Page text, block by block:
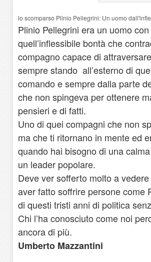
lo scomparso Plinio Pellegrini: Un uomo
Plinio Pellegrini era un uomo
quell’inflessibile bontà che
compagno capace di
sempre stando all’esterno di
comando e sempre dalla parte
che non spingeva per ottenere
pensieri e di fatti.
Uno di quei compagni che non
ma che ti ritornano in mente ed
quando hai bisogno di una
un leader popolare.
Deve ver sofferto molto a
aver fatto soffrire persone come
di questi tristi anni di politica
Chi l’ha conosciuto come noi
ancora di più.
Umberto Mazzantini